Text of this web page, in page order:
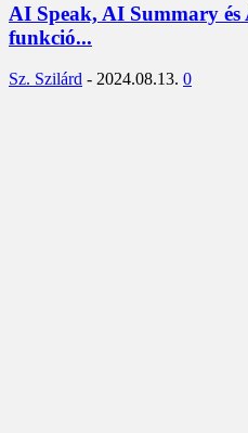
AI Speak, AI Summary
funkció...
Sz. Szilárd - 2024.08.13. 0